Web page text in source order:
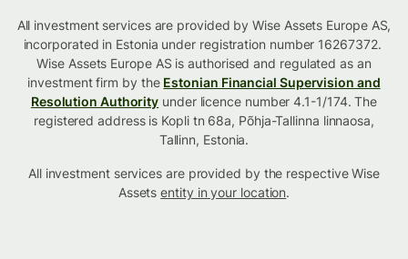
All investment services are provided by Wise Assets Europe AS,
incorporated in Estonia under registration number 16267372.
Wise Assets Europe AS is authorised and regulated as an
investment firm by the Estonian Financial Supervision and
Resolution Authority under licence number 4.1-1/174. The
registered address is Kopli tn 68a, Põhja-Tallinna linnaosa,
Tallinn, Estonia.
All investment services are provided by the respective Wise
Assetsentity in your location.